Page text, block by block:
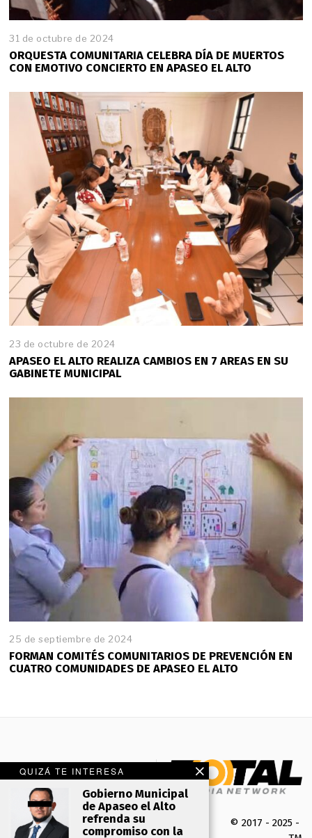
QUIZÁ TE INTERESA
Gobierno Municipal
de Apaseo el Alto
refrenda su
compromiso con la
31 de octubre de 2024
1
d
c
t
b
r
e
d
e
2
0
4
ORQUESTA COMUNITARIA CELEBRA DÍA DE MUERTOS
CON EMOTIVO CONCIERTO EN APASEO EL ALTO
23 de octubre de 2024
APASEO EL ALTO REALIZA CAMBIOS EN 7 AREAS EN SU
GABINETE MUNICIPAL
25 de septiembre de 2024
FORMAN COMITÉS COMUNITARIOS DE PREVENCIÓN EN
CUATRO COMUNIDADES DE APASEO EL ALTO
© 2017 - 2025 -